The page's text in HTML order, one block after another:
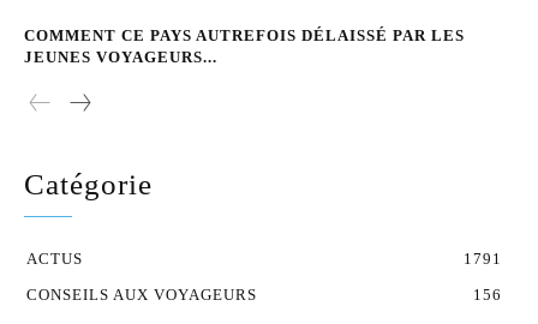
COMMENT CE PAYS AUTREFOIS DÉLAISSÉ PAR LES
JEUNES VOYAGEURS...
Catégorie
ACTUS
1791
CONSEILS AUX VOYAGEURS
156